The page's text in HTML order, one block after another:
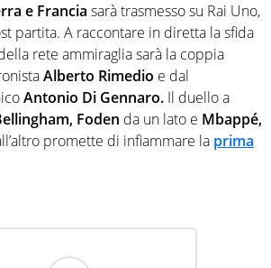
e Francia sarà trasmesso su Rai Uno,
partita. A raccontare in diretta la sfida
rete ammiraglia sarà la coppia
Alberto Rimedio e dal
Antonio Di Gennaro. Il duello a
Foden da un lato e Mbappé,
promette di infiammare la prima